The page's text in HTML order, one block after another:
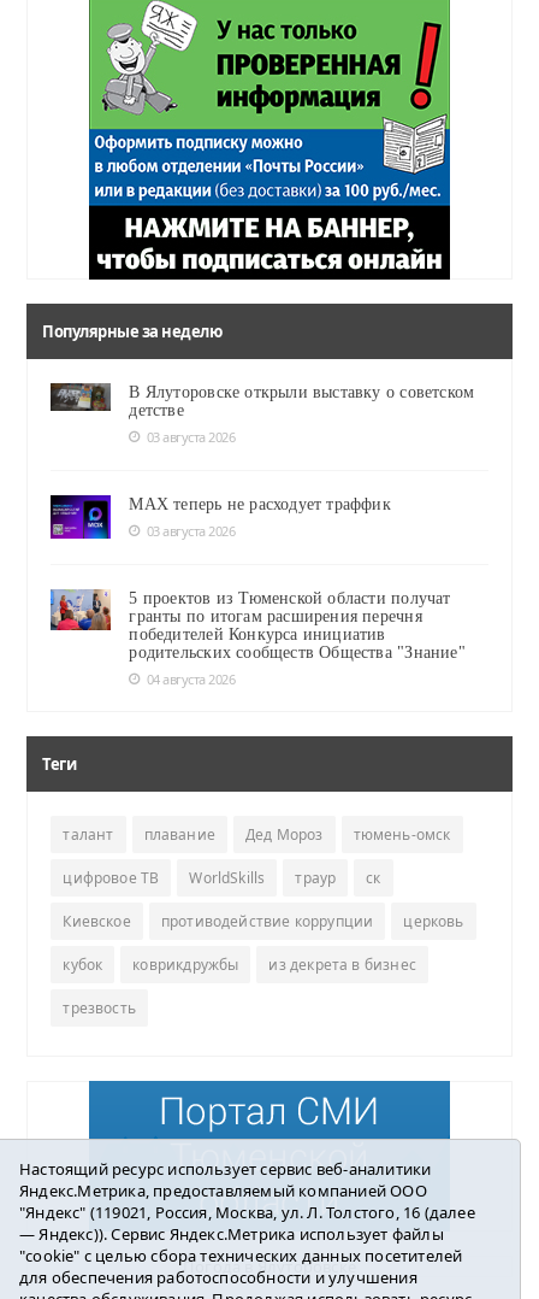
Популярные за неделю
В Ялуторовске открыли выставку о советском
детстве
03 августа 2026
MAX теперь не расходует траффик
03 августа 2026
5 проектов из Тюменской области получат
гранты по итогам расширения перечня
победителей Конкурса инициатив
родительских сообществ Общества "Знание"
04 августа 2026
Теги
талант плавание Дед Мороз тюмень-омск
цифровое ТВ WorldSkills траур ск
Киевское противодействие коррупции церковь
кубок коврикдружбы из декрета в бизнес
трезвость
Погода в Ялуторовске
Настоящий ресурс использует сервис веб-аналитики
Яндекс.Метрика, предоставляемый компанией ООО
"Яндекс" (119021, Россия, Москва, ул. Л. Толстого, 16 (далее
— Яндекс)). Сервис Яндекс.Метрика использует файлы
"cookie" с целью сбора технических данных посетителей
для обеспечения работоспособности и улучшения